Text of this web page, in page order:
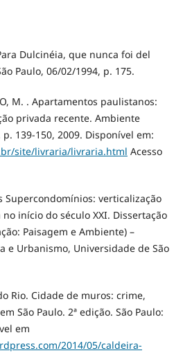
Dulcinéia, que nunca foi del
Paulo, 06/02/1994, p. 175.
M. . Apartamentos paulistanos:
privada recente. Ambiente
139-150, 2009. Disponível em:
site/livraria/livraria.html Acesso
Supercondomínios: verticalização
início do século XXI. Dissertação
Paisagem e Ambiente) –
e Urbanismo, Universidade de São
Rio. Cidade de muros: crime,
São Paulo. 2ª edição. São Paulo:
em
2014/05/caldeira-